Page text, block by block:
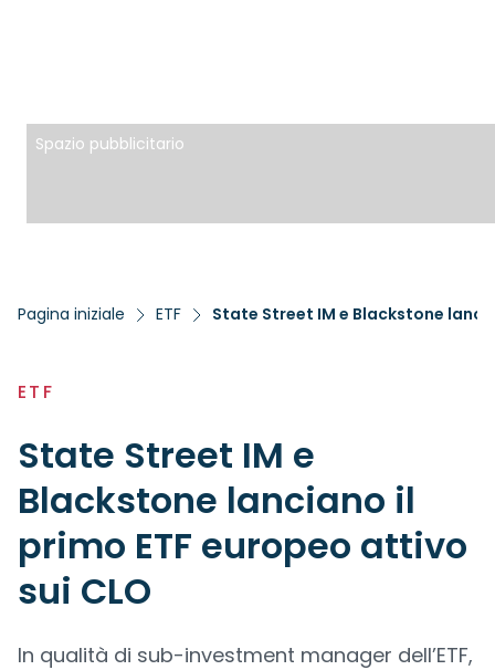
Spazio pubblicitario
Pagina iniziale ETF State Street IM e Blackstone
ETF
State Street IM e
Blackstone lanciano il
primo ETF europeo attivo
sui CLO
In qualità di sub-investment manager dell’ETF,